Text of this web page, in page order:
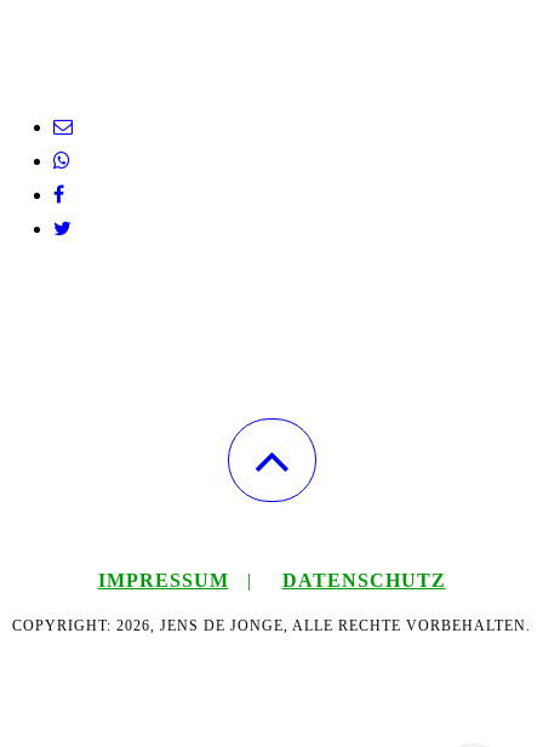
IMPRESSUM | DATENSCHUTZ
COPYRIGHT: 2026, JENS DE JONGE, ALLE RECHTE VORBEHALTEN.